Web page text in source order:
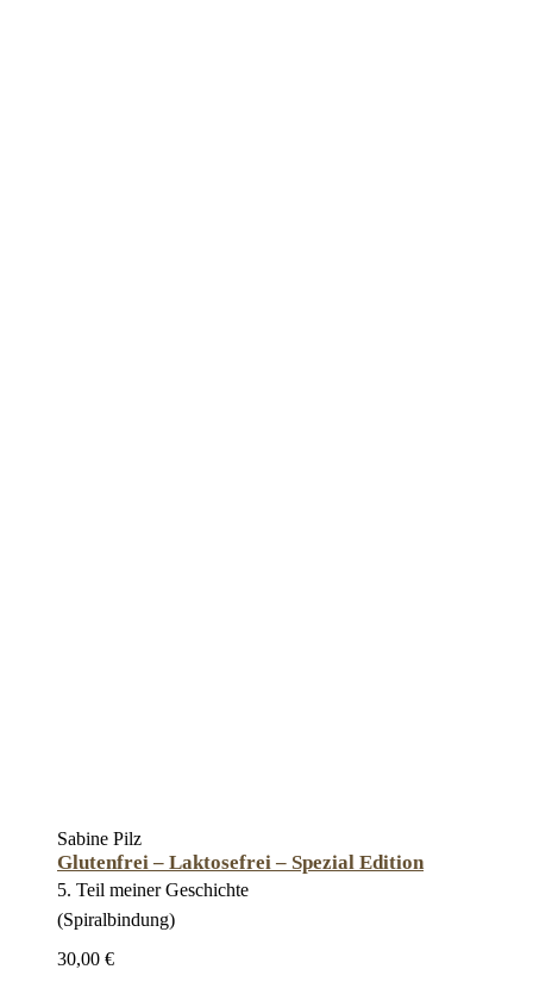
Sabine Pilz
Glutenfrei – Laktosefrei – Spezial Edition
5. Teil meiner Geschichte
(Spiralbindung)
30,00 €